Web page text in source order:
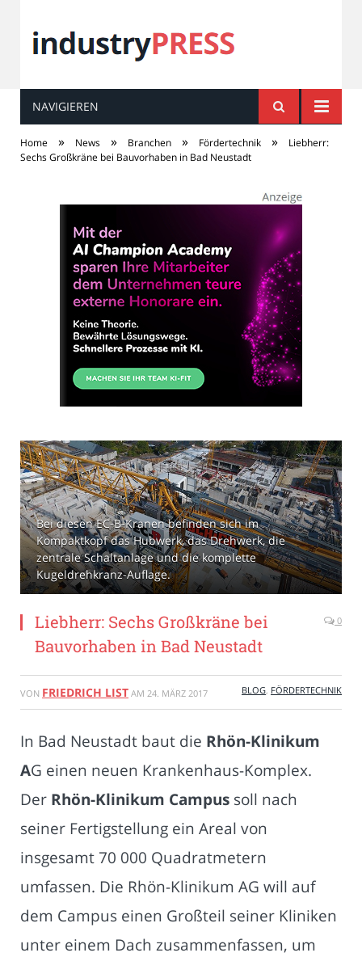
industryPRESS
NAVIGIEREN
Home » News » Branchen » Fördertechnik »
Liebherr:
Sechs Großkräne bei Bauvorhaben in Bad Neustadt
Bei diesen EC-B-Kranen befinden sich im
Kompaktkopf das Hubwerk, das Drehwerk, die
zentrale Schaltanlage und die komplette
Kugeldrehkranz-Auflage.
Liebherr: Sechs Großkräne bei
Bauvorhaben in Bad Neustadt
0
VON FRIEDRICH LIST AM 24. MÄRZ 2017 BLOG, FÖRDERTECHNIK
In Bad Neustadt baut die Rhön-Klinikum
AG einen neuen Krankenhaus-Komplex.
Der Rhön-Klinikum Campus soll nach
seiner Fertigstellung ein Areal von
insgesamt 70 000 Quadratmetern
umfassen. Die Rhön-Klinikum AG will auf
dem Campus einen Großteil seiner Kliniken
unter einem Dach zusammenfassen, um